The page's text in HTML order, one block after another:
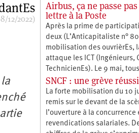
12/2022)
Airbus, ça ne passe
lettre à la Poste
Après la prime de
deux (L’Anticapitaliste n°
mobilisation des ouvrièrEs,
attaque les ICT (Ingénieurs,
TechnicienEs). Le 9 mai,
SNCF : une grève
La forte mobilisation du 10
remis sur le devant de la
l’ouverture à la concurrence
revendications salariales.